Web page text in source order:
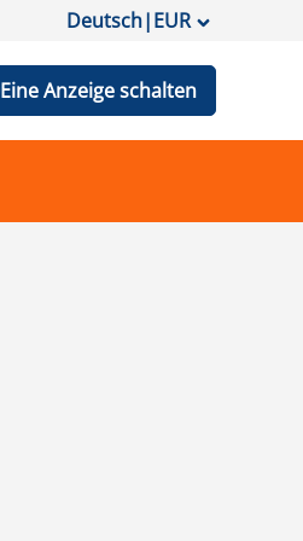
Deutsch|EUR
Eine Anzeige schalten